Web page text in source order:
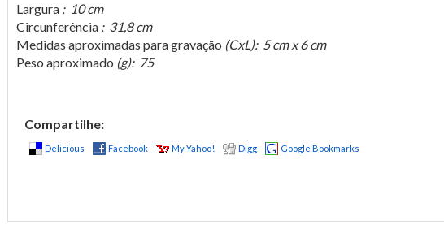
Largura: 10 cm
Circunferência: 31,8 cm
Medidas aproximadas para gravação (CxL): 5 cm x 6 cm
Peso aproximado (g): 75
Compartilhe:
Delicious Facebook My Yahoo! Digg Google Bookmarks